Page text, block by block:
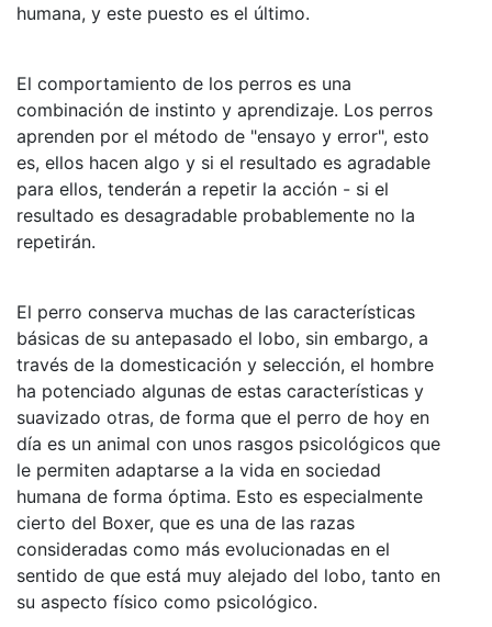
humana, y este puesto es el último.
El comportamiento de los perros es una
combinación de instinto y aprendizaje. Los perros
aprenden por el método de "ensayo y error", esto
es, ellos hacen algo y si el resultado es agradable
para ellos, tenderán a repetir la acción - si el
resultado es desagradable probablemente no la
repetirán.
El perro conserva muchas de las características
básicas de su antepasado el lobo, sin embargo, a
través de la domesticación y selección, el hombre
ha potenciado algunas de estas características y
suavizado otras, de forma que el perro de hoy en
día es un animal con unos rasgos psicológicos que
le permiten adaptarse a la vida en sociedad
humana de forma óptima. Esto es especialmente
cierto del Boxer, que es una de las razas
consideradas como más evolucionadas en el
sentido de que está muy alejado del lobo, tanto en
su aspecto físico como psicológico.